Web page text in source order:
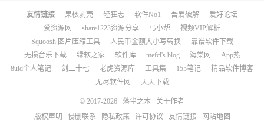
友情链接 果核剥壳 轻狂志 软件No1 吾爱破解
爱好论坛
爱资源网
share1223资源分享 马小帮
视频VIP解析
Squoosh 图片压缩工具
人民币金额大小写转换
靠谱软件下载
无损音乐下载
绿软之家 软件库 mefcl's blog 海棠网
App热
8uid个人笔记
剑二十七 老虎资源库 工具集 155笔记
精品软件博客
无尽软件网
天天下载
© 2017-2026 落尘之木
关于作者
版权声明
侵删联系 隐私政策 许可协议 友情链接 网站地图